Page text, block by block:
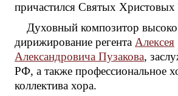
причастился Святых Христовых
Духовный композитор
дирижирование регента Алексея
Александровича Пузакова,
РФ, а также профессиональное
коллектива хора.